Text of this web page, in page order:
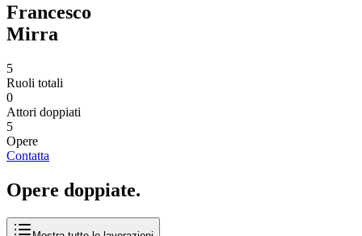
Francesco
Mirra
5
Ruoli totali
0
Attori doppiati
5
Opere
Contatta
Opere doppiate.